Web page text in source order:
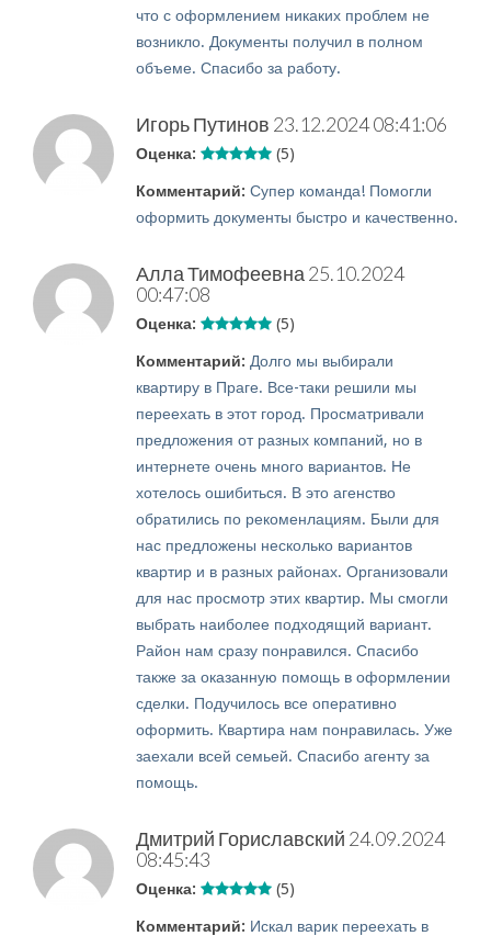
что с оформлением никаких проблем не
возникло. Документы получил в полном
объеме. Спасибо за работу.
Игорь Путинов 23.12.2024 08:41:06
Оценка: (5)
Комментарий: Супер команда! Помогли
оформить документы быстро и качественно.
Алла Тимофеевна 25.10.2024
00:47:08
Оценка: (5)
Комментарий: Долго мы выбирали
квартиру в Праге. Все-таки решили мы
переехать в этот город. Просматривали
предложения от разных компаний, но в
интернете очень много вариантов. Не
хотелось ошибиться. В это агенство
обратились по рекоменлациям. Были для
нас предложены несколько вариантов
квартир и в разных районах. Организовали
для нас просмотр этих квартир. Мы смогли
выбрать наиболее подходящий вариант.
Район нам сразу понравился. Спасибо
также за оказанную помощь в оформлении
сделки. Подучилось все оперативно
оформить. Квартира нам понравилась. Уже
заехали всей семьей. Спасибо агенту за
помощь.
Дмитрий Гориславский 24.09.2024
08:45:43
Оценка: (5)
Комментарий: Искал варик переехать в